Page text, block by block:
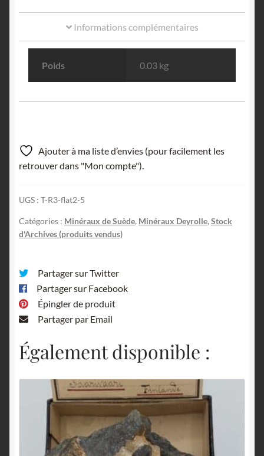
Informations complémentaires
Poids 0.03 kg
Ajouter à ma liste d’envies (pour facilement les
retrouver dans "Mon compte").
UGS : T-R3-flat2-5
Catégories : Minéraux de Suède, Minéraux Deyrolle, Stock
d'Archives (produits vendus)
Partager sur Twitter
Partager sur Facebook
Épingler de produit
Partager par Email
Également disponible :